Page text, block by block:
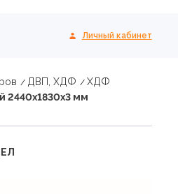
Личный кабинет
ДВП, ХДФ
ХДФ
2440х1830х3 мм